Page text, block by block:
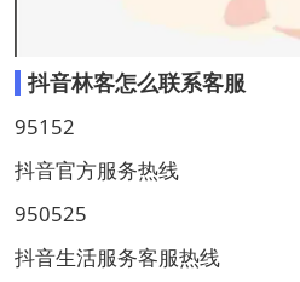
抖音林客怎么联系客服
95152
抖音官方服务热线
950525
抖音生活服务客服热线